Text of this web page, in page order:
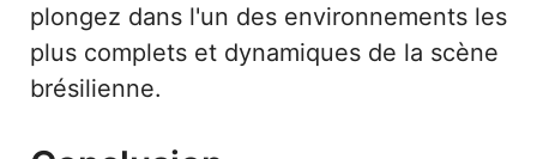
plongez dans l'un des environnements les
plus complets et dynamiques de la scène
brésilienne.